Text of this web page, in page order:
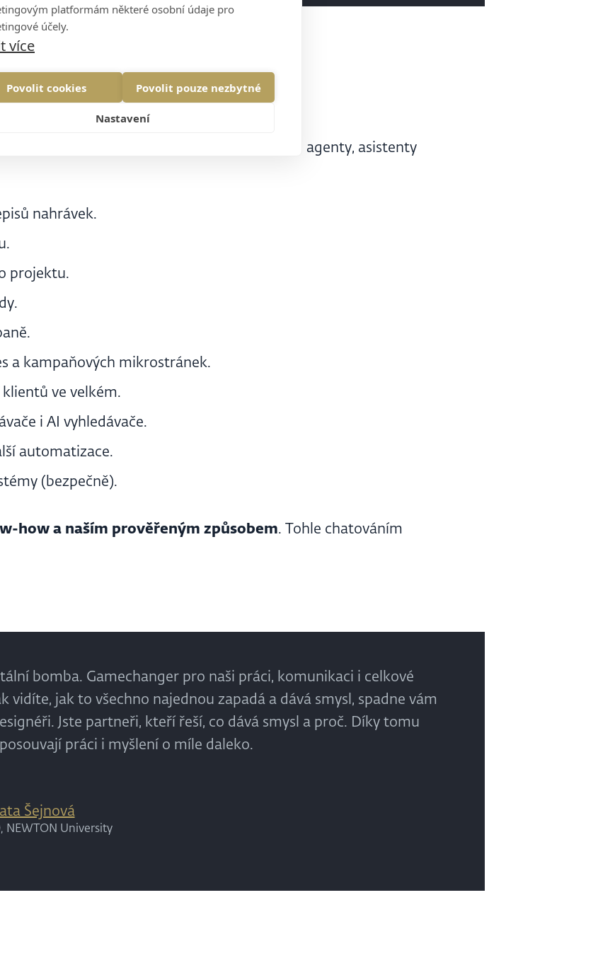
platformám některé osobní údaje pro
účely.
více
Povolit cookies Povolit pouze nezbytné
Nastavení
v House of Řezáč
jeden člověk. Tým rozšiřujeme přes AI agenty, asistenty
nahrávek.
projektu.
a kampaňových mikrostránek.
ve velkém.
i AI vyhledávače.
automatizace.
(bezpečně).
how a naším prověřeným způsobem. Tohle chatováním
bomba. Gamechanger pro naši práci, komunikaci i celkové
vidíte, jak to všechno najednou zapadá a dává smysl, spadne vám
Jste partneři, kteří řeší, co dává smysl a proč. Díky tomu
práci i myšlení o míle daleko.
Šejnová
NEWTON University